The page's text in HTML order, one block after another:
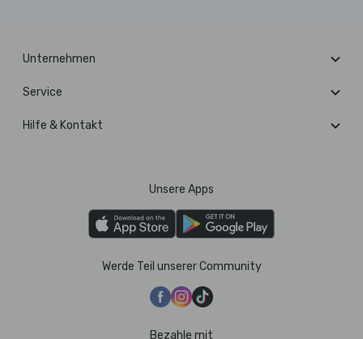
Unternehmen
Service
Hilfe & Kontakt
Unsere Apps
Werde Teil unserer Community
Bezahle mit